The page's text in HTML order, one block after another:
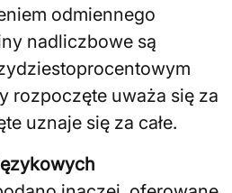
odmiennego
nadliczbowe są
rozpoczęte uważa się za
uznaje się za całe.